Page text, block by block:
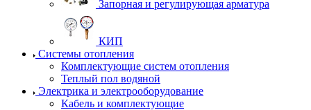
Запорная и регулирующая арматура
КИП
Системы отопления
Комплектующие систем отопления
Теплый пол водяной
Электрика и электрооборудование
Кабель и комплектующие